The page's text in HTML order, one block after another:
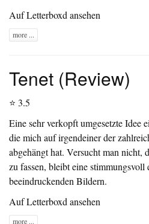
Auf Letterboxd ansehen
more ...
Tenet (Review)
⭐ 3.5
Eine sehr verkopft umgesetzte Idee
die mich auf irgendeiner der
abgehängt hat. Versucht man nicht,
zu fassen, bleibt eine stimmungsvoll
beeindruckenden Bildern.
Auf Letterboxd ansehen
more ...